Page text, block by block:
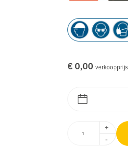
€ 0,00 verkoopprijs
+
-